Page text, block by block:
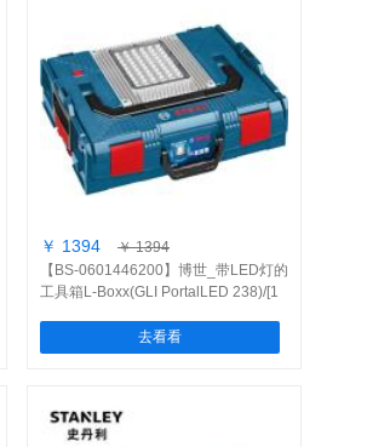
￥ 1394
￥ 1394
【BS-0601446200】博世_带LED灯的
工具箱L-Boxx(GLI PortalLED 238)/[1
去看看